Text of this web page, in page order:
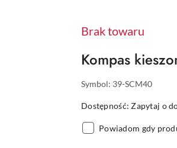
Brak towaru
Kompas
Symbol: 39-SCM40
Dostępność:Zapytaj o
Powiadom gdy